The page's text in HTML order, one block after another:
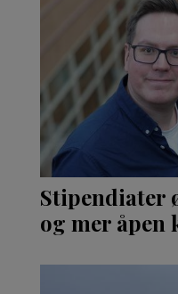
Stipendiater
og mer åpen